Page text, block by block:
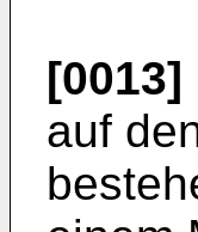
[0013]
auf